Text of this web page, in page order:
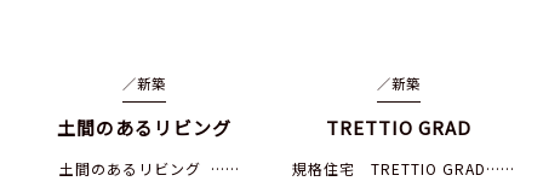
／新築
土間のあるリビング
土間のあるリビング ……
／新築
TRETTIO GRAD
規格住宅 TRETTIO GRAD……